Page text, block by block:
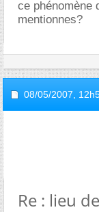
ce phénomène
mentionnes?
08/05/2007,
Re : lieu